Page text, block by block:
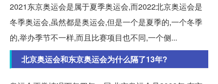
2021东京奥运会是属于夏季奥运会,而2022北京奥运会是
冬季奥运会,虽然都是奥运会,但是一个是夏季的,一个冬季
的,举办季节不一样,而且比赛项目也不同,一个侧...
北京奥运会和东京奥运会为什么隔了13年?